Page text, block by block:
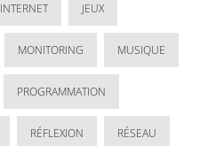
INTERNET JEUX
MONITORING MUSIQUE
PROGRAMMATION
RÉFLEXION RÉSEAU